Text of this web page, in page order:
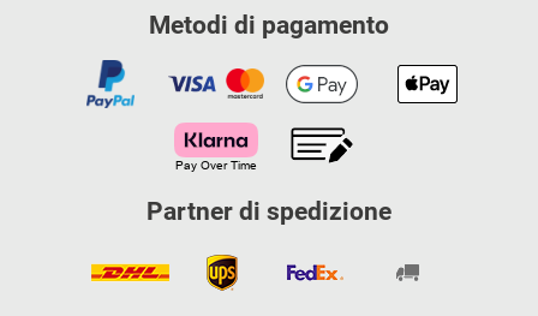
Metodi di pagamento
Partner di spedizione